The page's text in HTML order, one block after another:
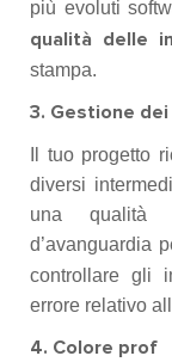
più evoluti
qualità delle
stampa.
3. Gestione
Il tuo progetto
diversi
una qualità
d’avanguardia
controllare gli
errore relativo
4. Colore prof